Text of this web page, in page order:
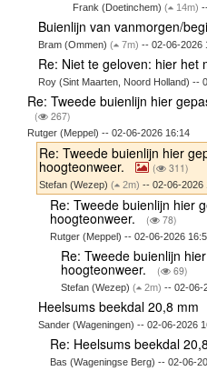
Frank (Doetinchem) ( 14m)
Buienlijn van vanmorgen/
Bram (Ommen)( 7m) -- 02-06-2026
Re: Niet te geloven: hier het
Roy (Sint Maarten, Noord Holland) --
Re: Tweede buienlijn hier
( 267)
Rutger (Meppel) -- 02-06-2026 16:14
Re: Tweede buienlijn hier
hoogteonweer. ( 311)
Stefan (Wezep)( 2m) -- 02-06-2026
Re: Tweede buienlijn hier
hoogteonweer. ( 78)
Rutger (Meppel) -- 02-06-2026
Re: Tweede buienlijn
hoogteonweer. ( 69)
Stefan (Wezep)( 2m) -- 02-06-
Heelsums beekdal 20,8 mm
Sander (Wageningen) -- 02-06-2026
Re: Heelsums beekdal
Bas (Wageningse Berg) -- 02-06-